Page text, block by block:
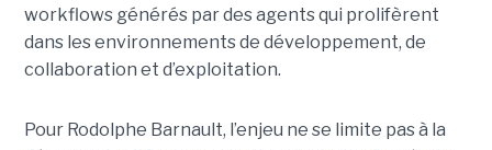
workflows générés par des agents qui prolifèrent
dans les environnements de développement, de
collaboration et d’exploitation.
Pour Rodolphe Barnault, l’enjeu ne se limite pas à la